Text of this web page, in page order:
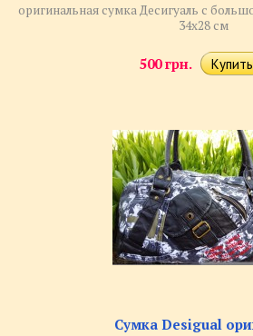
оригинальная сумка Десигуаль с
34х28 см
500 грн.
Сумка Desigual